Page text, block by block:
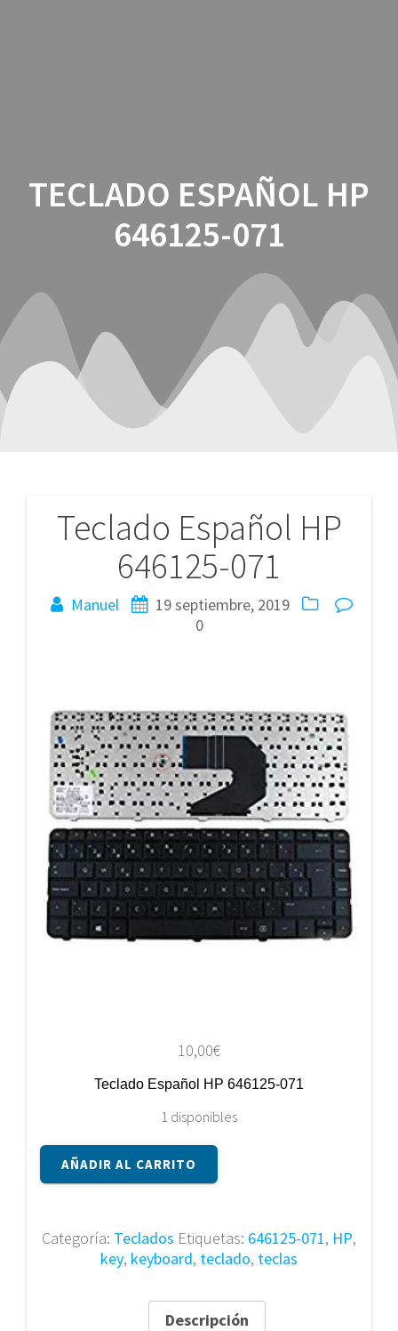
TECLADO ESPAÑOL HP
646125-071
Teclado Español HP
646125-071
Manuel
19 septiembre, 2019
0
10,00€
Teclado Español HP 646125-071
1 disponibles
Teclado
Español
071
AÑADIR AL CARRITO
Categoría: Teclados Etiquetas: 646125-071, HP,
key, keyboard, teclado, teclas
Descripción
Navegación
entradas